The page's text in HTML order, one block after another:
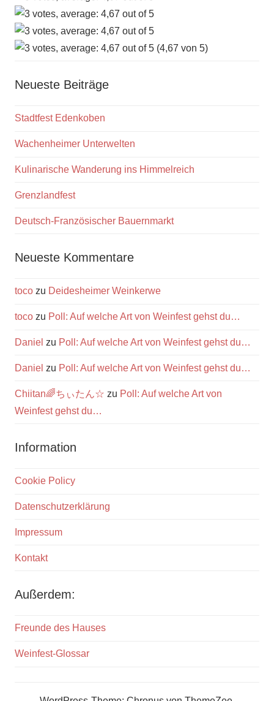
(4,67 von 5)
Neueste Beiträge
Stadtfest Edenkoben
Wachenheimer Unterwelten
Kulinarische Wanderung ins Himmelreich
Grenzlandfest
Deutsch-Französischer Bauernmarkt
Neueste Kommentare
toco zu Deidesheimer Weinkerwe
toco zu Poll: Auf welche Art von Weinfest gehst du…
Daniel zu Poll: Auf welche Art von Weinfest gehst du…
Daniel zu Poll: Auf welche Art von Weinfest gehst du…
Chiitan🌈ちぃたん☆ zu Poll: Auf welche Art von
Weinfest gehst du…
Information
Cookie Policy
Datenschutzerklärung
Impressum
Kontakt
Außerdem:
Freunde des Hauses
Weinfest-Glossar